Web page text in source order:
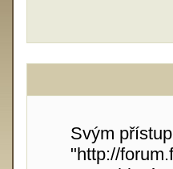
Svým
"http://